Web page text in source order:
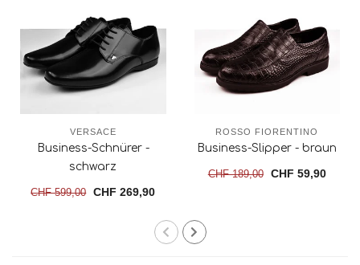
VERSACE
Business-Schnürer -
schwarz
CHF 599,00 CHF 269,90
ROSSO FIORENTINO
Business-Slipper - braun
CHF 189,00 CHF 59,90